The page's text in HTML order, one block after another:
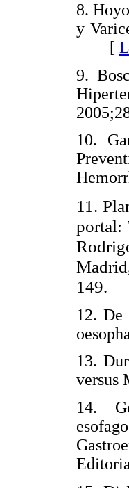
8.
y
[
9.
10.
11.
portal:
149.
12.
13.
14.